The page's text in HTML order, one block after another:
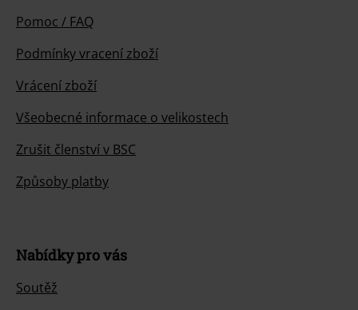
Pomoc / FAQ
Podmínky vracení zboží
Vrácení zboží
Všeobecné informace o velikostech
Zrušit členství v BSC
Způsoby platby
Nabídky pro vás
Soutěž